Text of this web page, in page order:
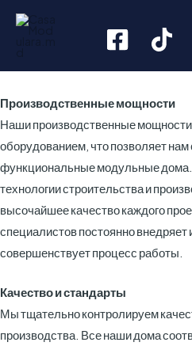
Производственные мощности
Наши производственные
оборудованием, что позволяет
функциональные модульные
технологии строительства и
высочайшее качество каждого
специалистов постоянно
совершенствует процесс работы.
Качество и стандарты
Мы тщательно контролируем
производства. Все наши дома